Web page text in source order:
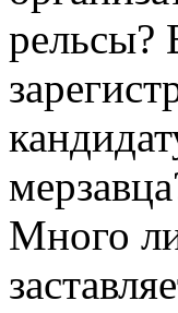
рельсы?
Много